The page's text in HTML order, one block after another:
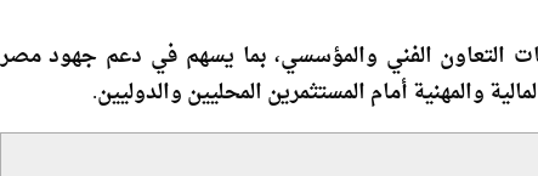
التعاون الفني والمؤسسي، بما يسهم في دعم جهود مصر
والمهنية أمام المستثمرين المحليين والدوليين.